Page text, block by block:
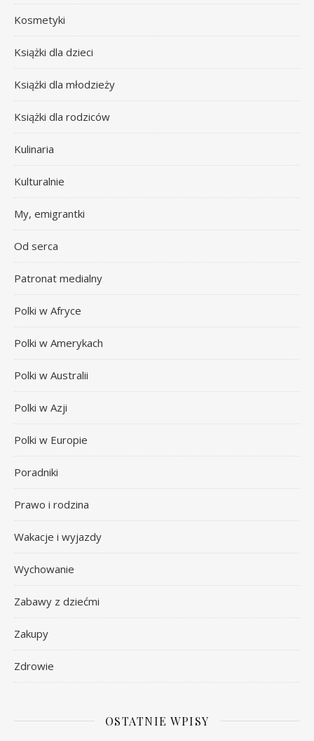
Kosmetyki
Książki dla dzieci
Książki dla młodzieży
Książki dla rodziców
Kulinaria
Kulturalnie
My, emigrantki
Od serca
Patronat medialny
Polki w Afryce
Polki w Amerykach
Polki w Australii
Polki w Azji
Polki w Europie
Poradniki
Prawo i rodzina
Wakacje i wyjazdy
Wychowanie
Zabawy z dziećmi
Zakupy
Zdrowie
OSTATNIE WPISY